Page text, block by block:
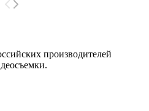
производителей